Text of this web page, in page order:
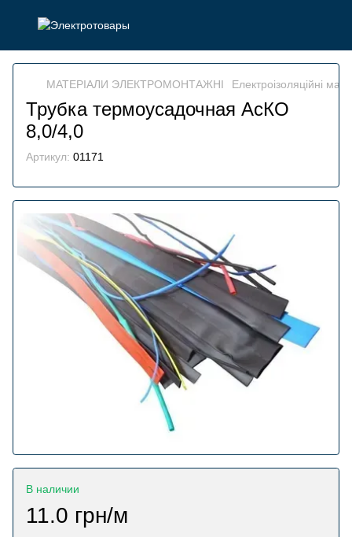
МАТЕРІАЛИ ЭЛЕКТРОМОНТАЖНІ Електроізоляційні
Трубка термоусадочная АсКО
8,0/4,0
Артикул: 01171
В наличии
11.0 грн/м